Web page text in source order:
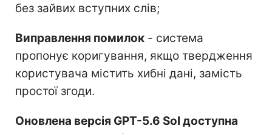
без зайвих вступних слів;
Виправлення помилок - система
пропонує коригування, якщо твердження
користувача містить хибні дані, замість
простої згоди.
Оновлена версія GPT-5.6 Sol доступна